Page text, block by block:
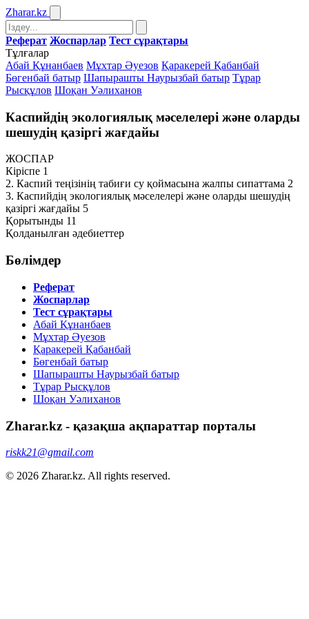
Zharar.kz
Реферат Жоспарлар Тест сұрақтары
Тұлғалар
Абай Құнанбаев Мұхтар Әуезов Қаракерей Қабанбай
Бөгенбай батыр Шапырашты Наурызбай батыр Тұрар
Рысқұлов Шоқан Уәлиханов
Каспийдің экологиялық мәселелері және оларды
шешудің қазіргі жағдайы
ЖОСПАР
Кіріспе 1
2. Каспий теңізінің табиғи су қоймасына жалпы сипаттама 2
3. Каспийдің экологиялық мәселелері және оларды шешудің
қазіргі жағдайы 5
Қорытынды 11
Қолданылған әдебиеттер
Бөлімдер
Реферат
Жоспарлар
Тест сұрақтары
Абай Құнанбаев
Мұхтар Әуезов
Қаракерей Қабанбай
Бөгенбай батыр
Шапырашты Наурызбай батыр
Тұрар Рысқұлов
Шоқан Уәлиханов
Zharar.kz - қазақша ақпараттар порталы
riskk21@gmail.com
© 2026 Zharar.kz. All rights reserved.